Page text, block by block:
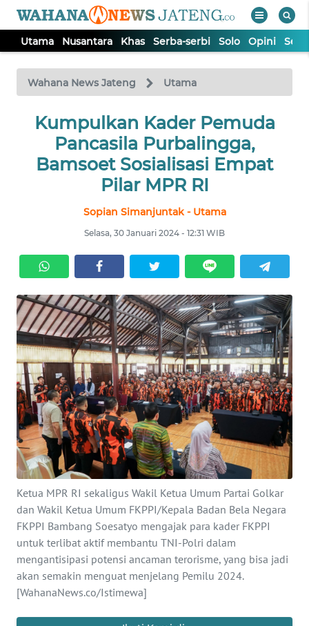
Utama Nusantara Khas Serba-serbi Solo Opini
Wahana News Jateng Utama
Kumpulkan Kader Pemuda
Pancasila Purbalingga,
Bamsoet Sosialisasi Empat
Pilar MPR RI
Sopian Simanjuntak - Utama
Selasa, 30 Januari 2024 - 12:31 WIB
Ketua MPR RI sekaligus Wakil Ketua Umum Partai Golkar
dan Wakil Ketua Umum FKPPI/Kepala Badan Bela Negara
FKPPI Bambang Soesatyo mengajak para kader FKPPI
untuk terlibat aktif membantu TNI-Polri dalam
mengantisipasi potensi ancaman terorisme, yang bisa jadi
akan semakin menguat menjelang Pemilu 2024.
[WahanaNews.co/Istimewa]
TV
Tutup
UTAMA
NUSANTARA
SERBI
OPINI
SEMARANG
BOROBUDUR
Informasi
INDEKS
BERITA
KONTAK
KAMI
INFO
IKLAN